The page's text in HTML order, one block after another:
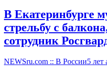
В Екатеринбурге
стрельбу с
сотрудник
NEWSru.com :: В России5 лет